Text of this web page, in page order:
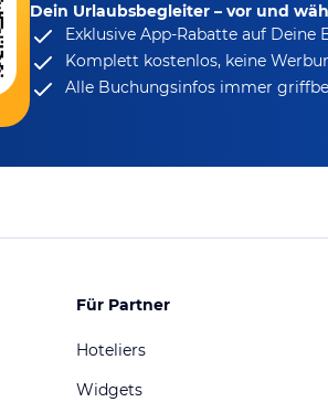
Dein Urlaubsbegleiter – vor und
Exklusive App-Rabatteauf Deine
Komplett kostenlos, keine
Alle Buchungsinfos immer
Für Partner
Hoteliers
Widgets